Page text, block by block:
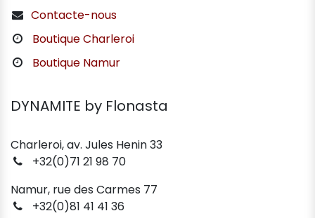
Contacte-nous
Boutique Charleroi
Boutique Namur
DYNAMITE by Flonasta
Charleroi, av. Jules Henin 33
+32(0)71 21 98 70
Namur, rue des Carmes 77
+32(0)81 41 41 36